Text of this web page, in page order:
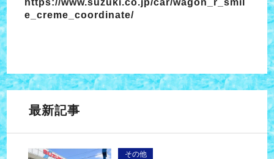
e_creme_coordinate/
最新記事
その他